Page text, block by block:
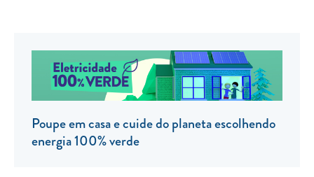
EFICIÊNCIA ENERGÉTICA
FRAUDE E SEGURANÇA
Preços de referência
Documentos úteis
Poupe em casa e cuide do planeta escolhendo
energia 100% verde